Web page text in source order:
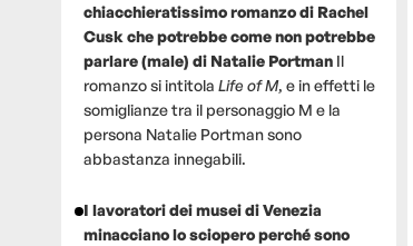
chiacchieratissimo romanzo di Rachel
Cusk che potrebbe come non potrebbe
parlare (male) di Natalie Portman Il
romanzo si intitola Life of M, e in effetti le
somiglianze tra il personaggio M e la
persona Natalie Portman sono
abbastanza innegabili.
I lavoratori dei musei di Venezia
minacciano lo sciopero perché sono